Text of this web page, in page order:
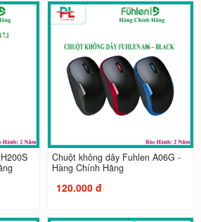
Chuột không dây Fuhlen A06G -
Hàng Chính Hãng
120.000 đ